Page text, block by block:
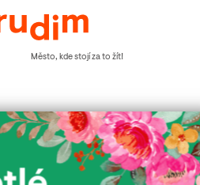
Město, kde stojí za to žít!